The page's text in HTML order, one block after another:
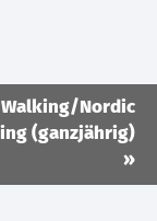
Walking/Nordic
(ganzjährig)
»